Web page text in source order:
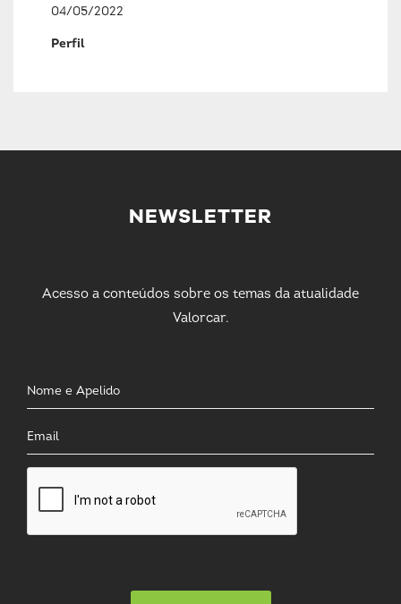
04/05/2022
Perfil
NEWSLETTER
Acesso a conteúdos sobre os temas da atualidade
Valorcar.